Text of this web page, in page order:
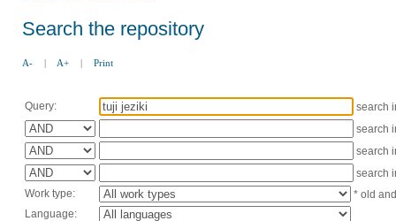
Search the repository
A- | A+ | Print
Query:
search
search
search
search
Work type:
* old
Language: